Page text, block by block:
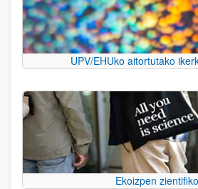
UPV/EHUko aitortutako
Ekoizpen